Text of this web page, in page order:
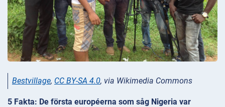
Bestvillage, CC BY-SA 4.0, via Wikimedia Commons
5 Fakta: De första européerna som såg Nigeria var